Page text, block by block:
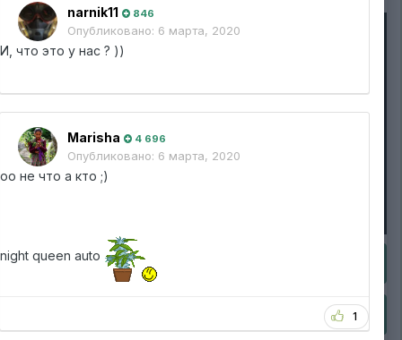
narnik11 846
Опубликовано: 6 марта, 2020
И, что это у нас ? ))
Marisha 4 696
Опубликовано: 6 марта, 2020
оо не что а кто ;)
night queen auto
1